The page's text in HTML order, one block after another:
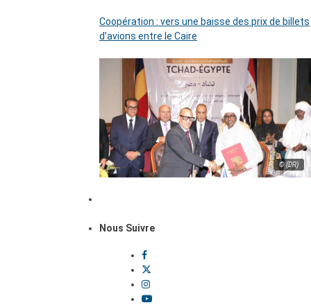
Coopération : vers une baisse des prix de billets
d’avions entre le Caire
© (DR)
Nous Suivre